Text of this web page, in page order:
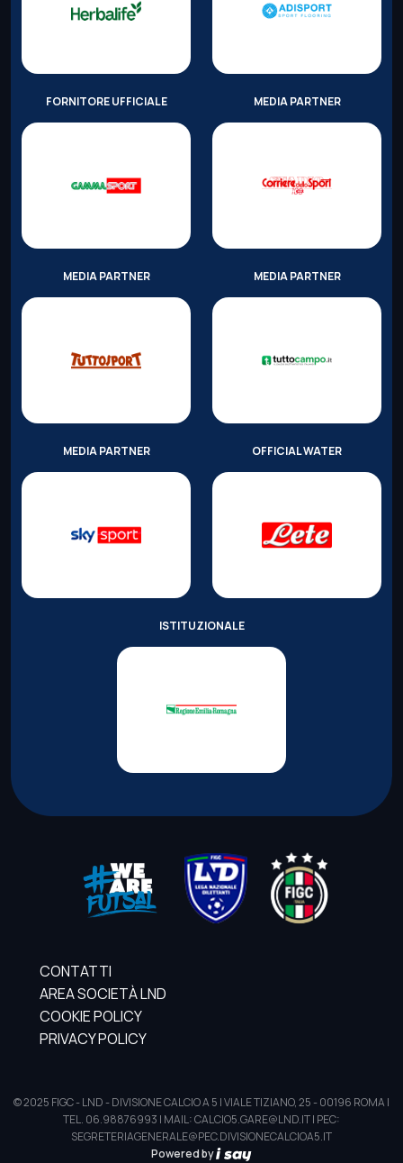
FORNITORE UFFICIALE MEDIA PARTNER
MEDIA PARTNER MEDIA PARTNER
MEDIA PARTNER OFFICIAL WATER
ISTITUZIONALE
CONTATTI
AREA SOCIETÀ LND
COOKIE POLICY
PRIVACY POLICY
© 2025 FIGC - LND - DIVISIONE CALCIO A 5 | VIALE TIZIANO, 25 - 00196 ROMA |
TEL. 06.98876993 | MAIL: CALCIO5.GARE@LND.IT | PEC:
SEGRETERIAGENERALE@PEC.DIVISIONECALCIOA5.IT
Powered by